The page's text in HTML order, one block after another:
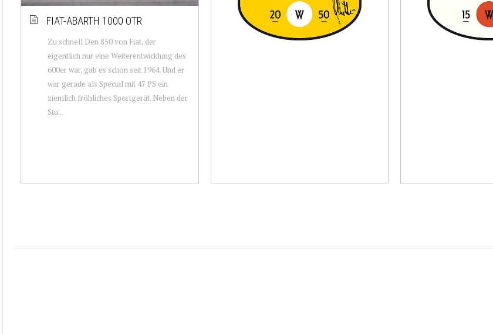
FIAT-ABARTH 1000 OTR
Zu schnell Den 850 von Fiat, der
eigentlich nur eine Weiterentwicklung des
600er war, gab es schon seit 1964. Und er
war gerade als Special mit 47 PS ein
ziemlich fröhliches Sportgerät. Neben der
Stu...